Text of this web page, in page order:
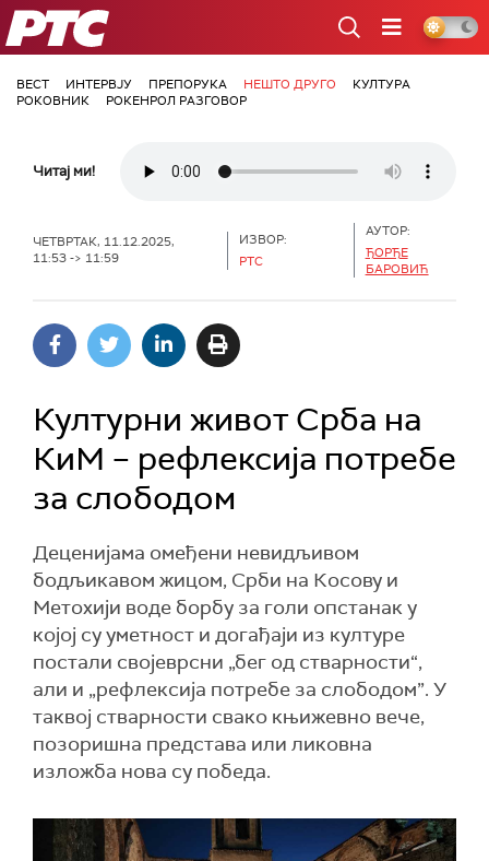
РТС
ВЕСТ ИНТЕРВЈУ ПРЕПОРУКА НЕШТО ДРУГО
КУЛТУРА
РОКОВНИК
РОКЕНРОЛ РАЗГОВОР
Читај ми!
ЧЕТВРТАК, 11.12.2025,
11:53 -> 11:59
ИЗВОР:
РТС
АУТОР:
ЂОРЂЕ
БАРОВИЋ
Културни живот Срба на
КиМ – рефлексија потребе
за слободом
Деценијама омеђени невидљивом
бодљикавом жицом, Срби на Косову и
Метохији воде борбу за голи опстанак у
којој су уметност и догађаји из културе
постали својеврсни „бег од стварности“,
али и „рефлексија потребе за слободом”. У
таквој стварности свако књижевно вече,
позоришна представа или ликовна
изложба нова су победа.